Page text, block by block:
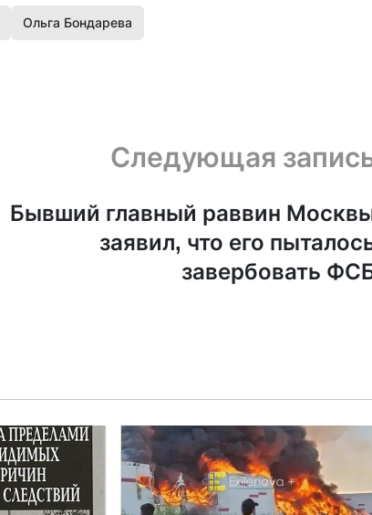
Ольга Бондарева
Следующая
Бывший главный раввин
заявил, что его
завербовать